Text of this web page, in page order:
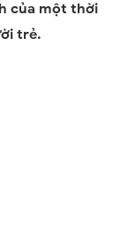
của một thời
trẻ.